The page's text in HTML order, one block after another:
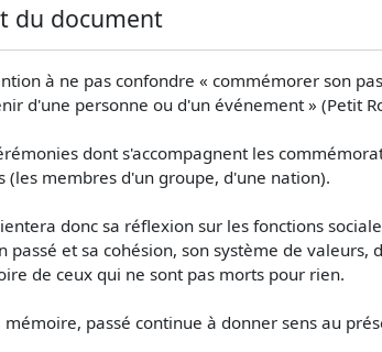
du document
à ne pas confondre « commémorer son
d'une personne ou d'un événement » (Petit
dont s'accompagnent les
(les membres d'un groupe, d'une nation).
donc sa réflexion sur les fonctions
passé et sa cohésion, son système de
de ceux qui ne sont pas morts pour rien.
mémoire, passé continue à donner sens au